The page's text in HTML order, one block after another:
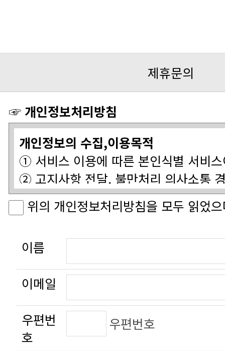
제휴문의
☞ 개인정보처리방침
개인정보의 수집,이용목적
① 서비스 이용에 따른 본인식별 서비
② 고지사항 전달, 불만처리 의사소통
③ 기타 원활한 양질의 서비스 제공등
① 성명, 이메일주소, IP정보 그외 선택
개인정보의 보유 및 이용기간
① 작성자 본인에 의해서 작성된 정보
시 삭제할 수 있으며 게시판에 수집된
삭제하지 않습니다.
위의 개인정보처리방침을 모두 읽었
이름
이메일
우편번
호
우편번호